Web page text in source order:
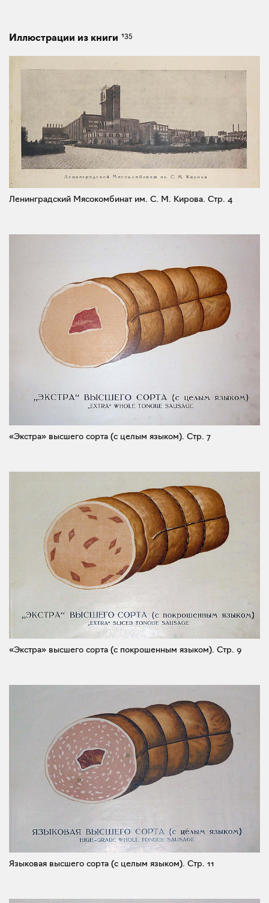
Иллюстрации из книги 135
Ленинградский Мясокомбинат им. С. М. Кирова. Стр. 4
«Экстра» высшего сорта (с целым языком). Стр. 7
«Экстра» высшего сорта (с покрошенным языком). Стр. 9
Языковая высшего сорта (с целым языком). Стр. 11